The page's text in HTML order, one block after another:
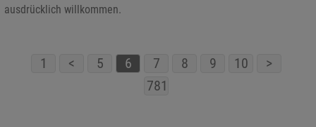
ausdrücklich willkommen.
1 < 5 6 7 8 9 10
>
781